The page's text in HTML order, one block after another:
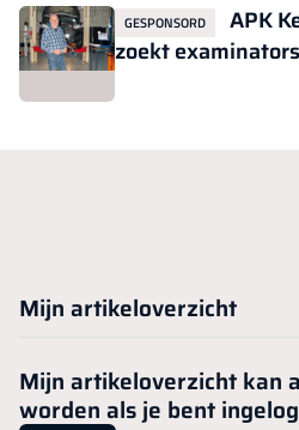
GESPONSORD
APK
zoekt examinators
Mijn artikeloverzicht
Mijn artikeloverzicht kan
worden als je bent